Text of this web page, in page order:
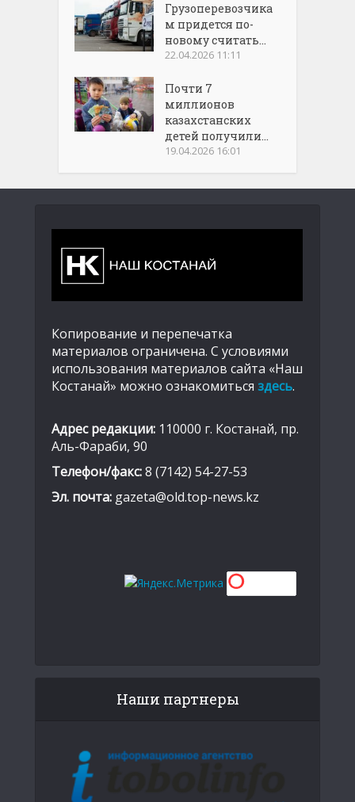
Грузоперевозчика
м придется по-
новому считать...
22.04.2026 11:11
Почти 7
миллионов
казахстанских
детей получили...
19.04.2026 16:01
Копирование и перепечатка
материалов ограничена. С условиями
использования материалов сайта «Наш
Костанай» можно ознакомиться здесь.
Адрес редакции: 110000 г. Костанай, пр.
Аль-Фараби, 90
Телефон/факс:8 (7142) 54-27-53
Эл. почта: gazeta@old.top-news.kz
Наши партнеры